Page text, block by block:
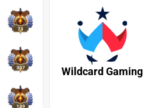
73
307
139
Wildcard Gaming